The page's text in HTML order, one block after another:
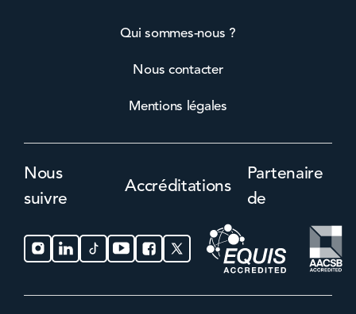
Qui sommes-nous ?
Nous contacter
Mentions légales
Nous
suivre
Accréditations
Partenaire
de